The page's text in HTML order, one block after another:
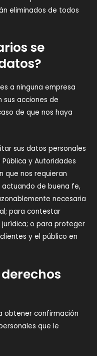
eliminados de todos
se
a ninguna empresa
acciones de
de que nos haya
sus datos personales
y Autoridades
que nos requieran
actuando de buena fe,
necesaria
para contestar
o para proteger
y el público en
obtener confirmación
que le